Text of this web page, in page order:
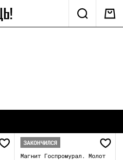
ЗАКОНЧИЛСЯ
Магнит Госпромурал. Молот